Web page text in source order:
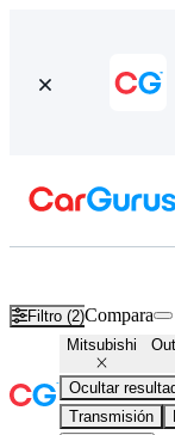
Filtro (2)Compara
Mitsubishi
Ocultar
Transmisión